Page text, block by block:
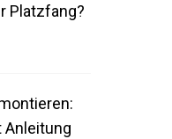
Platzfang?